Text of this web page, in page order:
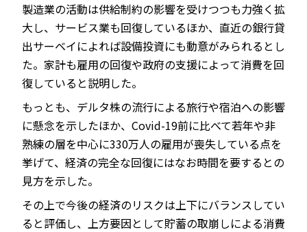
製造業の活動は供給制約の影響を受けつつも力強く拡
大し、サービス業も回復しているほか、直近の銀行貸
出サーベイによれば設備投資にも動意がみられるとし
た。家計も雇用の回復や政府の支援によって消費を回
復していると説明した。
もっとも、デルタ株の流行による旅行や宿泊への影響
に懸念を示したほか、Covid-19前に比べて若年や非
熟練の層を中心に330万人の雇用が喪失している点を
挙げて、経済の完全な回復にはなお時間を要するとの
見方を示した。
その上で今後の経済のリスクは上下にバランスしてい
ると評価し、上方要因として貯蓄の取崩しによる消費